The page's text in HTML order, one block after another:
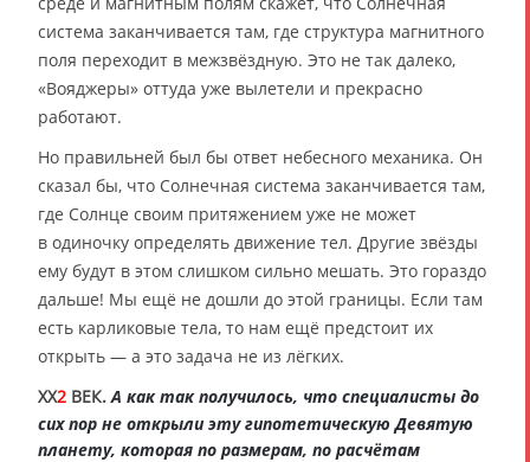
система заканчивается там, где структура магнитного
поля переходит в межзвёздную. Это не так далеко,
«Вояджеры» оттуда уже вылетели и прекрасно
работают.
Но правильней был бы ответ небесного механика. Он
сказал бы, что Солнечная система заканчивается там,
где Солнце своим притяжением уже не может
в одиночку определять движение тел. Другие звёзды
ему будут в этом слишком сильно мешать. Это гораздо
дальше! Мы ещё не дошли до этой границы. Если там
есть карликовые тела, то нам ещё предстоит их
открыть — а это задача не из лёгких.
XX2 ВЕК. А как так получилось, что специалисты до
сих пор не открыли эту гипотетическую Девятую
планету, которая по размерам, по расчётам